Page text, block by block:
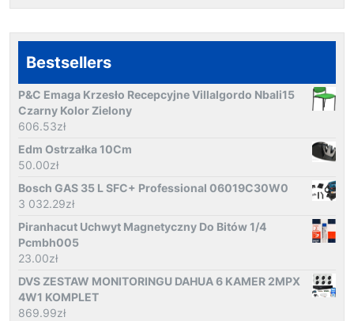
Bestsellers
P&C Emaga Krzesło Recepcyjne Villalgordo Nbali15
Czarny Kolor Zielony
606.53zł
Edm Ostrzałka 10Cm
50.00zł
Bosch GAS 35 L SFC+ Professional 06019C30W0
3 032.29zł
Piranhacut Uchwyt Magnetyczny Do Bitów 1/4
Pcmbh005
23.00zł
DVS ZESTAW MONITORINGU DAHUA 6 KAMER 2MPX
4W1 KOMPLET
869.99zł